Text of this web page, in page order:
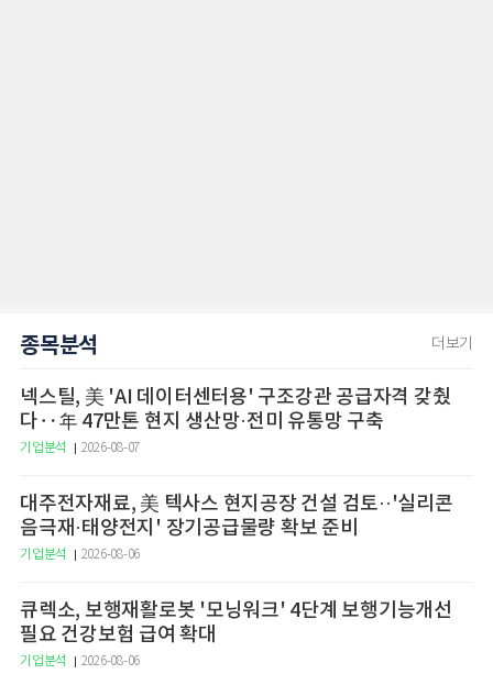
종목분석 더보기
넥스틸, 美 'AI 데이터센터용' 구조강관 공급자격 갖췄
다‥年 47만톤 현지 생산망·전미 유통망 구축
기업분석 2026-08-07
대주전자재료, 美 텍사스 현지공장 건설 검토··'실리콘
음극재·태양전지' 장기공급물량 확보 준비
기업분석 2026-08-06
큐렉소, 보행재활로봇 '모닝워크' 4단계 보행기능개선
필요 건강보험 급여 확대
기업분석 2026-08-06